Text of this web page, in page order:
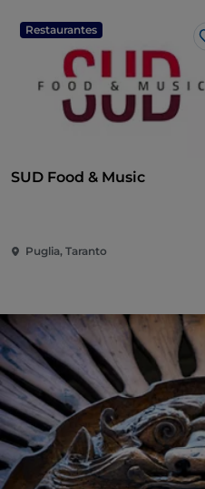
Restaurantes
SUD Food & Music
Puglia, Taranto